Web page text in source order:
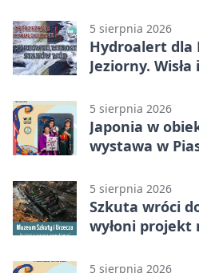
5 sierpnia 2026
Hydroalert dla
Jeziorny.
5 sierpnia 2026
Japonia w
wystawa w
5 sierpnia 2026
Szkuta wróci
wyłoni projekt
5 sierpnia 2026